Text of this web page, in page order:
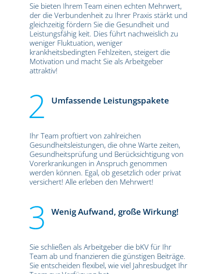
Sie bieten Ihrem Team einen echten Mehrwert,
der die Verbundenheit zu Ihrer Praxis stärkt und
gleichzeitig fördern Sie die Gesundheit und
Leistungsfähig keit. Dies führt nachweislich zu
weniger Fluktuation, weniger
krankheitsbedingten Fehlzeiten, steigert die
Motivation und macht Sie als Arbeitgeber
attraktiv!
Umfassende Leistungspakete
Ihr Team proftiert von zahlreichen
Gesundheitsleistungen, die ohne Warte zeiten,
Gesundheitsprüfung und Berücksichtigung von
Vorerkrankungen in Anspruch genommen
werden können. Egal, ob gesetzlich oder privat
versichert! Alle erleben den Mehrwert!
Wenig Aufwand, große Wirkung!
Sie schließen als Arbeitgeber die bKV für Ihr
Team ab und fnanzieren die günstigen Beiträge.
Sie entscheiden flexibel, wie viel Jahresbudget Ihr